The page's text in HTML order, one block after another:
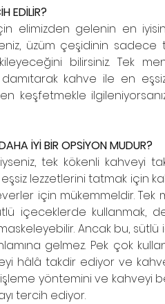
EDİLİR?
elimizden gelenin en
üzüm çeşidinin sadece
bilirsiniz. Tek
kahve ile en
keşfetmekle
İYİ BİR OPSİYON MUDUR?
tek kökenli kahveyi
eşsiz lezzetlerini tatmak için
için mükemmeldir. Tek
içeceklerde kullanmak,
Ancak bu,
gelmez. Pek çok
hâlâ takdir ediyor ve
yöntemini ve kahveyi
tercih ediyor.